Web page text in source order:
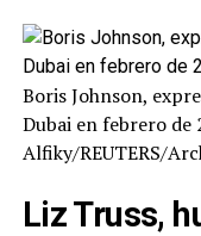
Boris Johnson,
Dubai en febrero de
Alfiky/REUTERS/
Liz Truss,